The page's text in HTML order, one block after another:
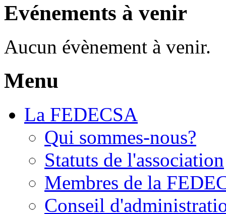
Evénements à venir
Aucun évènement à venir.
Menu
La FEDECSA
Qui sommes-nous?
Statuts de l'association
Membres de la
Conseil